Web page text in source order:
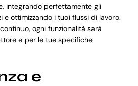
integrando perfettamente gli
e ottimizzando i tuoi flussi di lavoro.
ogni funzionalità sarà
e per le tue specifiche
e